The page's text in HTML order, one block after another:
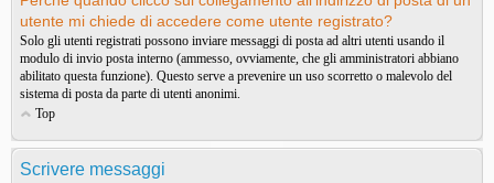
utente mi chiede di accedere come utente registrato?
Solo gli utenti registrati possono inviare messaggi di posta ad altri utenti usando il
modulo di invio posta interno (ammesso, ovviamente, che gli amministratori abbiano
abilitato questa funzione). Questo serve a prevenire un uso scorretto o malevolo del
sistema di posta da parte di utenti anonimi.
Top
Scrivere messaggi